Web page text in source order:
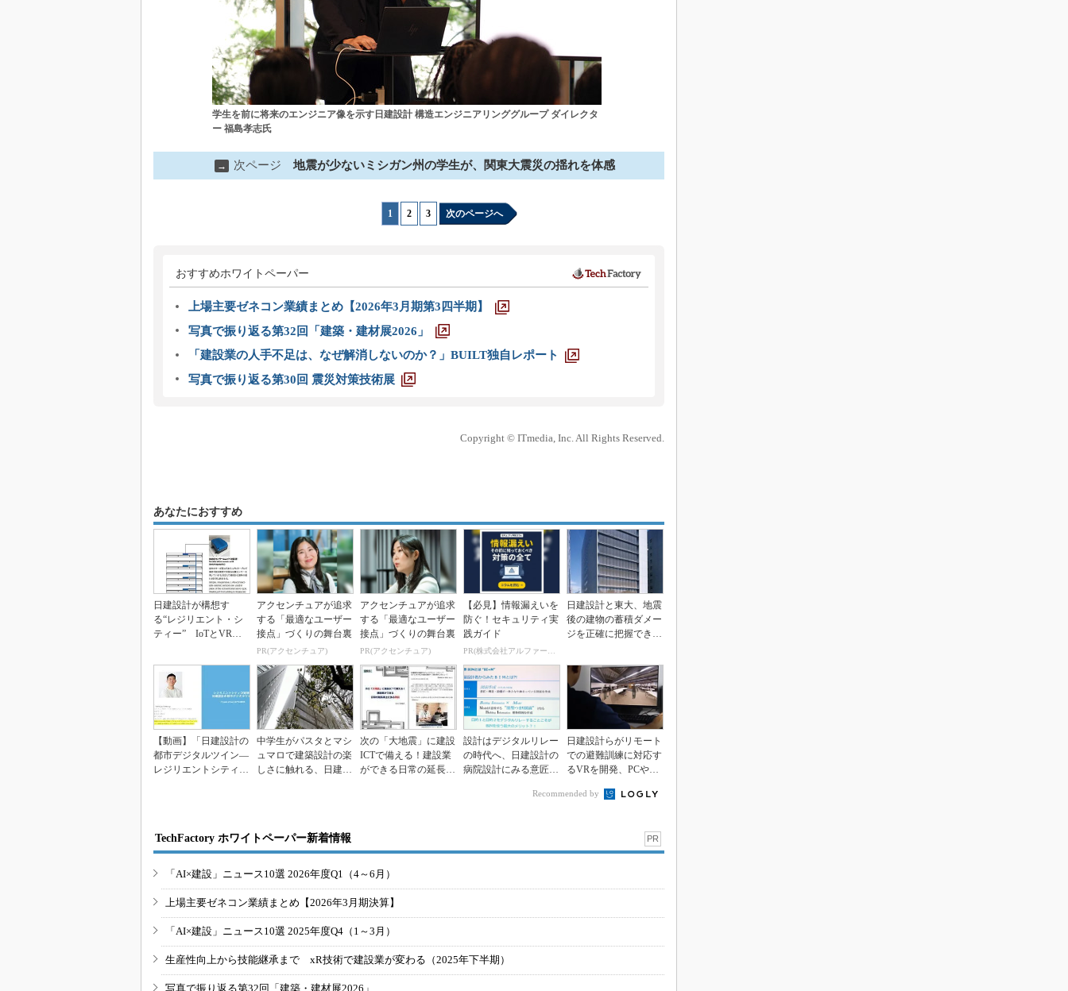
学生を前に将来のエンジニア像を示す日建設計 構造エンジニアリンググループ ダイレクタ
ー 福島孝志氏
→ 次ページ 地震が少ないミシガン州の学生が、関東大震災の揺れを体感
1 2 3 次のページへ
おすすめホワイトペーパー
上場主要ゼネコン業績まとめ【2026年3月期第3四半期】
写真で振り返る第32回「建築・建材展2026」
「建設業の人手不足は、なぜ解消しないのか？」BUILT独自レポート
写真で振り返る第30回 震災対策技術展
Copyright © ITmedia, Inc. All Rights Reserved.
あなたにおすすめ
日建設計が構想す
る“レジリエント・シ
ティー” IoTとVRで
【イ...
アクセンチュアが追求
する「最適なユーザー
接点」づくりの舞台裏
PR(アクセンチュア)
アクセンチュアが追求
する「最適なユーザー
接点」づくりの舞台裏
PR(アクセンチュア)
【必見】情報漏えいを
防ぐ！セキュリティ実
践ガイド
PR(株式会社アルファーテクノ)
日建設計と東大、地震
後の建物の蓄積ダメー
ジを正確に把握できる
【動画】「日建設計の
都市デジタルツイン―
レジリエントシティー
中学生がパスタとマシ
ュマロで建築設計の楽
しさに触れる、日建設
次の「大地震」に建設
ICTで備える！建設業
ができる日常の延長線
設計はデジタルリレー
の時代へ、日建設計の
病院設計にみる意匠・
日建設計らがリモート
での避難訓練に対応す
るVRを開発、PCやス
Recommended by
TechFactory ホワイトペーパー新着情報 PR
「AI×建設」ニュース10選 2026年度Q1（4～6月）
上場主要ゼネコン業績まとめ【2026年3月期決算】
「AI×建設」ニュース10選 2025年度Q4（1～3月）
生産性向上から技能継承まで xR技術で建設業が変わる（2025年下半期）
写真で振り返る第32回「建築・建材展2026」